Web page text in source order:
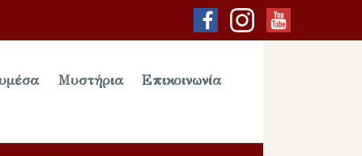
Μυστήρια Επικοινωνία